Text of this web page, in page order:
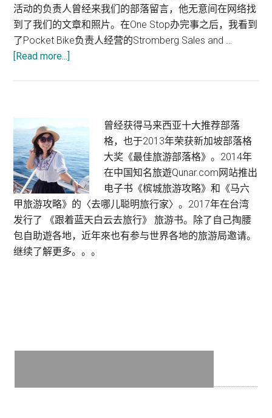
活动的负责人曾经来我们的部落留言，他无意间在网络找
到了我们的文章和照片。在One Stop办完事之后，我看到
了Pocket Bike负责人经营的Stromberg Sales and …
[Read more...]
Service
Primary
Sidebar
曾经获得马来西亚十大推荐部落
格，也于2013年荣获新加坡部落格
大奖《最佳旅游部落格》。2014年
在中国知名旅遊Qunar.com网站推出
电子书《槟城旅游攻略》和《马六
甲旅游攻略》的〈去哪儿聪明旅行家〉。2017年在台湾
发行了 《跟着蓝天白云去旅行》 旅游书。除了自己掏腰
包自助遊各地，近年來也有参与世界各地的旅游局邀请。
继续了解更多。。。